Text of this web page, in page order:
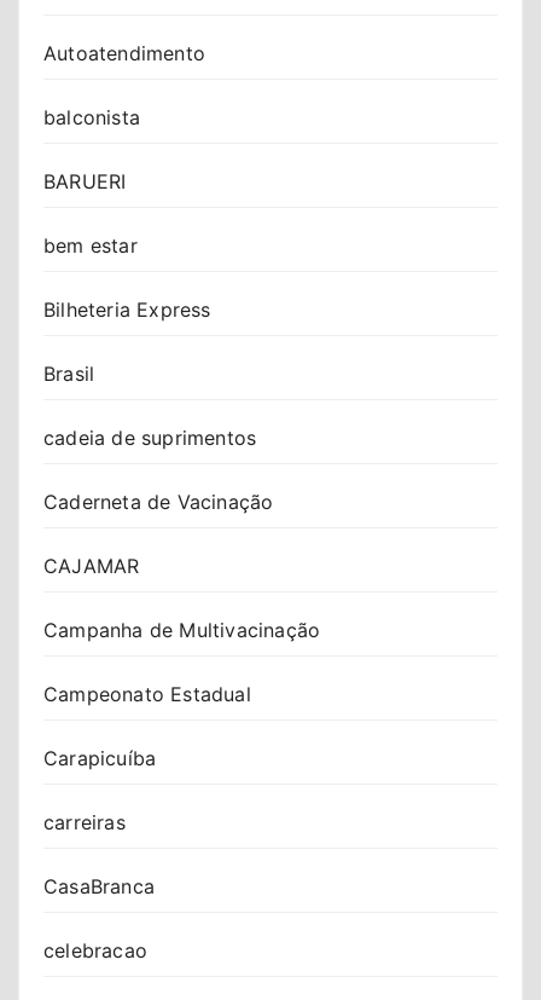
Autoatendimento
balconista
BARUERI
bem estar
Bilheteria Express
Brasil
cadeia de suprimentos
Caderneta de Vacinação
CAJAMAR
Campanha de Multivacinação
Campeonato Estadual
Carapicuíba
carreiras
CasaBranca
celebracao